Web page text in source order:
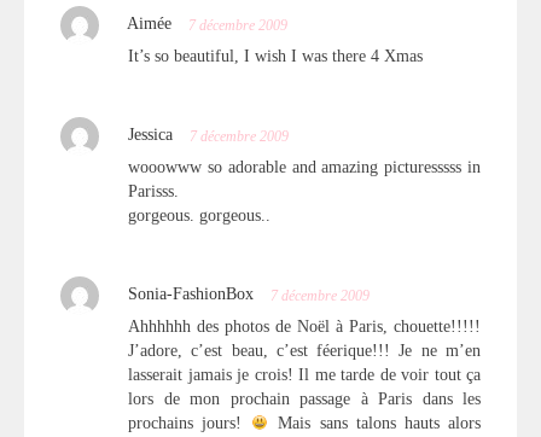
Aimée 7 décembre 2009
It’s so beautiful, I wish I was there 4 Xmas
Jessica 7 décembre 2009
wooowww so adorable and amazing picturesssss in
Parisss.
gorgeous. gorgeous..
Sonia-FashionBox 7 décembre 2009
Ahhhhhh des photos de Noël à Paris, chouette!!!!!
J’adore, c’est beau, c’est féerique!!! Je ne m’en
lasserait jamais je crois! Il me tarde de voir tout ça
lors de mon prochain passage à Paris dans les
prochains jours!
Mais sans talons hauts alors